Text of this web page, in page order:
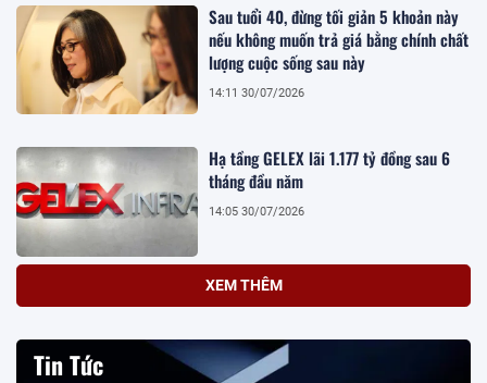
Sau tuổi 40, đừng tối giản 5 khoản này
nếu không muốn trả giá bằng chính chất
lượng cuộc sống sau này
14:11 30/07/2026
Hạ tầng GELEX lãi 1.177 tỷ đồng sau 6
tháng đầu năm
14:05 30/07/2026
XEM THÊM
Tin Tức